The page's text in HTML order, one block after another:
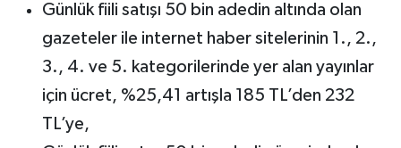
Günlük fiili satışı 50 bin adedin altında olan
gazeteler ile internet haber sitelerinin 1., 2.,
3., 4. ve 5. kategorilerinde yer alan yayınlar
için ücret, %25,41 artışla 185 TL’den 232
TL’ye,